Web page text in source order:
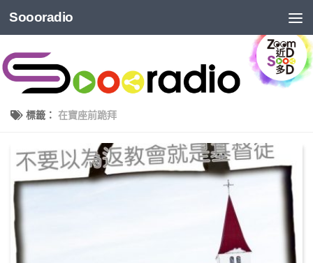
Soooradio
標籤： 在寶座前跪拜